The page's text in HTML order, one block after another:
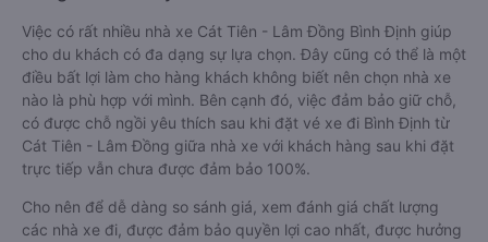
Việc có rất nhiều nhà xe Cát Tiên - Lâm Đồng Bình Định giúp
cho du khách có đa dạng sự lựa chọn. Đây cũng có thể là một
điều bất lợi làm cho hàng khách không biết nên chọn nhà xe
nào là phù hợp với mình. Bên cạnh đó, việc đảm bảo giữ chỗ,
có được chỗ ngồi yêu thích sau khi đặt vé xe đi Bình Định từ
Cát Tiên - Lâm Đồng giữa nhà xe với khách hàng sau khi đặt
trực tiếp vẫn chưa được đảm bảo 100%.
Cho nên để dễ dàng so sánh giá, xem đánh giá chất lượng
các nhà xe đi, được đảm bảo quyền lợi cao nhất, được hưởng